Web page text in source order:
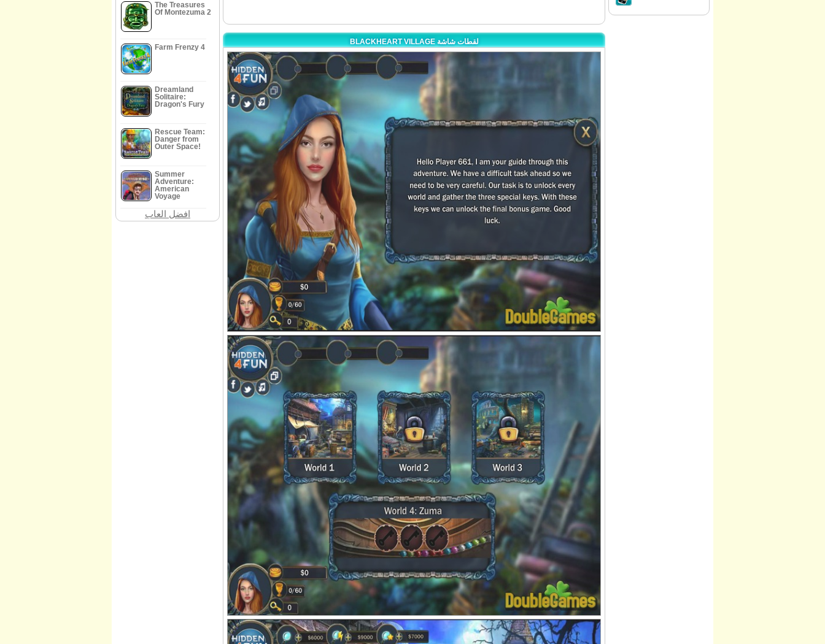
The Treasures
Of Montezuma 2
Farm Frenzy 4
Dreamland
Solitaire:
Dragon's Fury
Rescue Team:
Danger from
Outer Space!
Summer
Adventure:
American
Voyage
افضل العاب
BLACKHEART VILLAGE لقطات شاشة